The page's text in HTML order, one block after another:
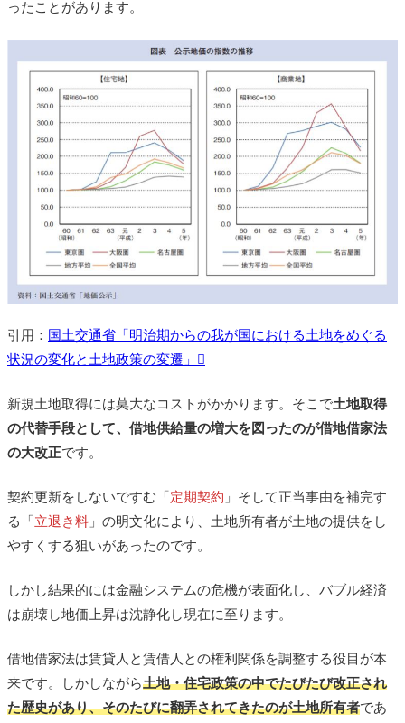
ったことがあります。
引用： 国土交通省「明治期からの我が国における土地をめぐる
状況の変化と土地政策の変遷」
新規土地取得には莫大なコストがかかります。そこで土地取得
の代替手段として、借地供給量の増大を図ったのが借地借家法
の大改正です。
契約更新をしないですむ「 定期契約 」そして正当事由を補完す
る「 立退き料 」の明文化により、土地所有者が土地の提供をし
やすくする狙いがあったのです。
しかし結果的には金融システムの危機が表面化し、バブル経済
は崩壊し地価上昇は沈静化し現在に至ります。
借地借家法は賃貸人と賃借人との権利関係を調整する役目が本
来です。しかしながら土地・住宅政策の中でたびたび改正され
た歴史があり、そのたびに翻弄されてきたのが土地所有者であ